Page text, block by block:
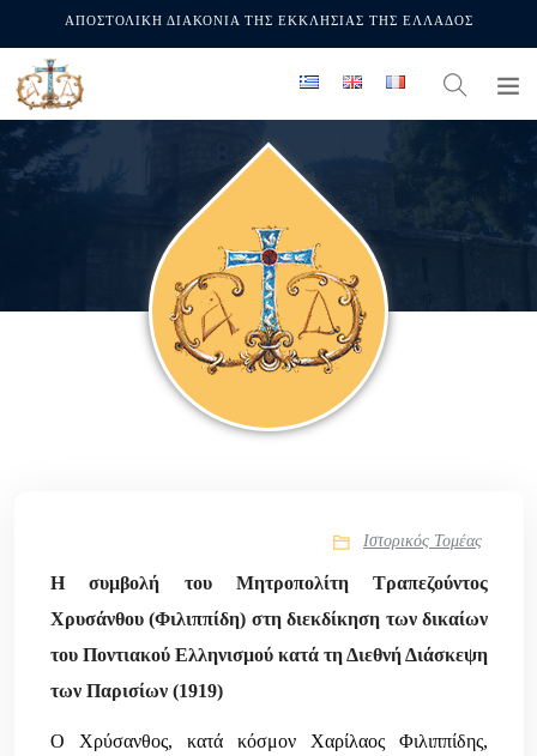
ΑΠΟΣΤΟΛΙΚΗ ΔΙΑΚΟΝΙΑ ΤΗΣ ΕΚΚΛΗΣΙΑΣ ΤΗΣ ΕΛΛΑΔΟΣ
Ιστορικός Τομέας
Η συμβολή του Μητροπολίτη Τραπεζούντος
Χρυσάνθου (Φιλιππίδη) στη διεκδίκηση των δικαίων
του Ποντιακού Ελληνισμού κατά τη Διεθνή Διάσκεψη
των Παρισίων (1919)
Ο Χρύσανθος, κατά κόσμον Χαρίλαος Φιλιππίδης,